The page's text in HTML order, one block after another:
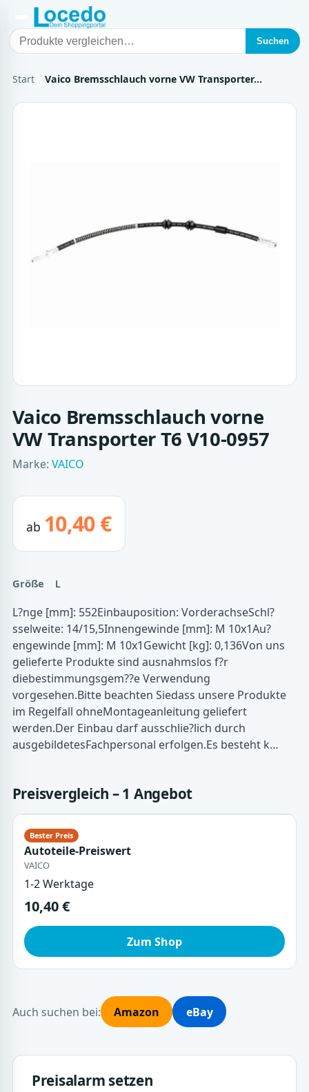
Suchen
Start Vaico Bremsschlauch vorne VW Transporter…
Vaico Bremsschlauch vorne
VW Transporter T6 V10-0957
Marke: VAICO
ab 10,40 €
Größe L
L?nge [mm]: 552Einbauposition: VorderachseSchl?
sselweite: 14/15,5Innengewinde [mm]: M 10x1Au?
engewinde [mm]: M 10x1Gewicht [kg]: 0,136Von uns
gelieferte Produkte sind ausnahmslos f?r
diebestimmungsgem??e Verwendung
vorgesehen.Bitte beachten Siedass unsere Produkte
im Regelfall ohneMontageanleitung geliefert
werden.Der Einbau darf ausschlie?lich durch
ausgebildetesFachpersonal erfolgen.Es besteht k…
Preisvergleich – 1 Angebot
Autoteile-Preiswert
VAICO
1-2 Werktage
10,40 €
Zum Shop
Auch suchen bei: Amazon eBay
Preisalarm setzen